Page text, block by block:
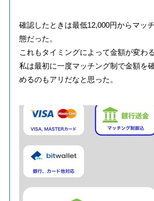
確認したときは最低12,000円からマッ
態だった。
これもタイミングによって金額が変わ
私は最初に一度マッチング制で金額を
めるのもアリだなと思った。